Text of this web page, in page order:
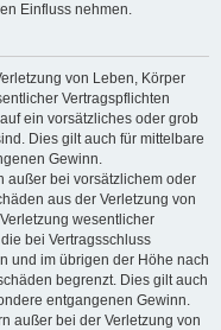
Einfluss nehmen.
von Leben, Körper
Vertragspflichten
ein vorsätzliches oder grob
Dies gilt auch für mittelbare
Gewinn.
außer bei vorsätzlichem oder
aus der Verletzung von
wesentlicher
bei Vertragsschluss
und im übrigen der Höhe nach
begrenzt. Dies gilt auch
entgangenen Gewinn.
außer bei der Verletzung von